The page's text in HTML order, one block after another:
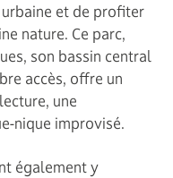
urbaine et de profiter
nature. Ce parc,
son bassin central
accès, offre un
une
nique improvisé.
également y